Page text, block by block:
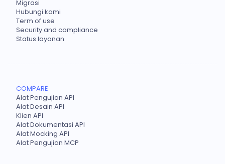
Migrasi
Hubungi kami
Term of use
Security and compliance
Status layanan
COMPARE
Alat Pengujian API
Alat Desain API
Klien API
Alat Dokumentasi API
Alat Mocking API
Alat Pengujian MCP